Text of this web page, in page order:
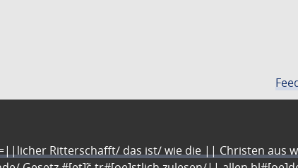
Ritterschafft/ das ist/ wie die || Christen aus